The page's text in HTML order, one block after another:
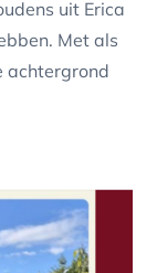
uit Erica
Met als
achtergrond